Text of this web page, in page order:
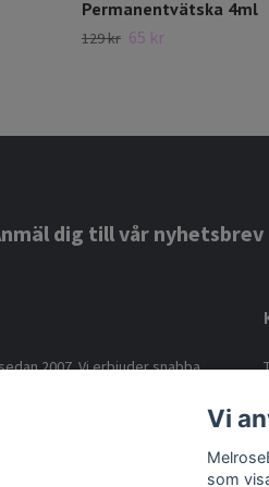
Permanentvätska 4ml
129 kr 65 kr
dig till vår nyhetsbrev
2007. Vi erbjuder snabba
Saknar du något? Hör av dig
Vi
som